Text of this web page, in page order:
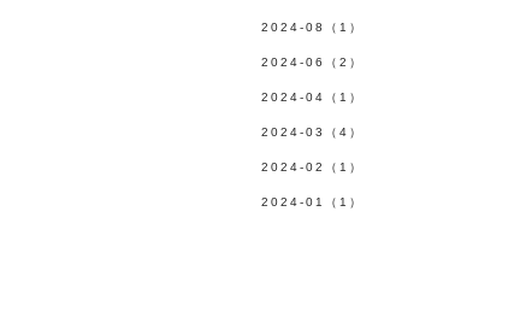
2024-08（1）
2024-06（2）
2024-04（1）
2024-03（4）
2024-02（1）
2024-01（1）